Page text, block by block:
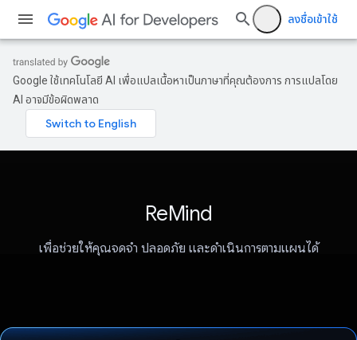
ลงชื่อเข้าใช้
Google ใช้เทคโนโลยี AI เพื่อแปลเนื้อหาเป็นภาษาที่คุณต้องการ การแปลโดย
AI อาจมีข้อผิดพลาด
ReMind
เพื่อช่วยให้คุณจดจำ ปลอดภัย และดำเนินการตามแผนได้